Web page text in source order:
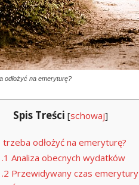
odłożyć na emeryturę?
Spis Treści [schowaj]
trzeba odłożyć na emeryturę?
Analiza obecnych wydatków
Przewidywany czas emerytury